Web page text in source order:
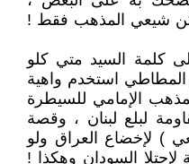
شيعي المذهب فقط !
كلمة السيد متي كلو
المطاطي استخدم واهية
الإمامي للسيطرة
لبلع لبنان ، وقصة
) لإخضاع العراق ولو
السودان وهكذا !